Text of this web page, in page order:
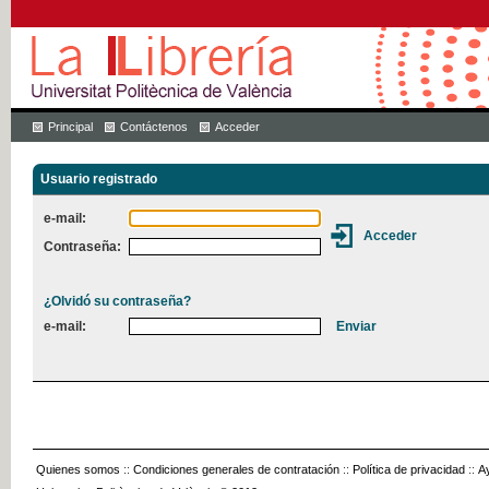
Principal Contáctenos Acceder
Usuario registrado
e-mail:
Contraseña:
¿Olvidó su contraseña?
e-mail:
Quienes somos :: Condiciones generales de contratación :: Política de privacidad ::